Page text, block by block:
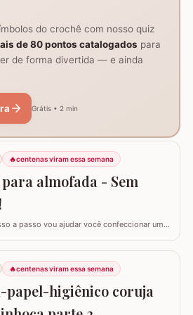
do crochê com nosso quiz
de 80 pontos catalogados para
de forma divertida — e ainda
Grátis • 2 min
🔥centenas viram essa semana
almofada - Sem
a passo vou ajudar você confeccionar uma
é toda feita apenas em crochê mas, não
mão da praticidade de tirar a capa quando
Utilizei o fio Barroco Maxcolor nº6 da
Fio 100%…
🔥centenas viram essa semana
papel-higiênico coruja